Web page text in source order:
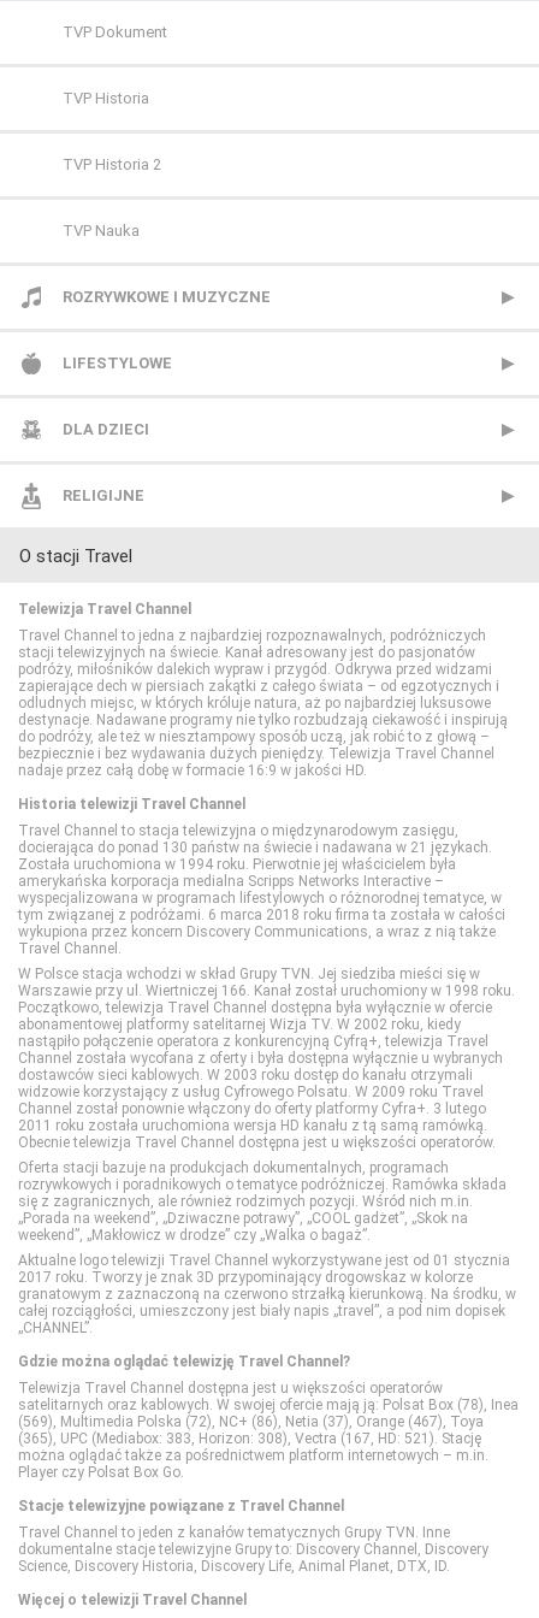
FX Comedy
HBO
HBO 2
HBO 3
Kino Polska
Paramount Network
Polsat Comedy Central Extra
Polsat Film
Polsat Film 2
Polsat Seriale
Romance TV
SCI FI
Show TV
Stopklatka
Sundance TV
TVN Fabuła
TVP Seriale
Viasat Epic Drama
Warner TV
TVP Sport
TVP Dokument
TVP Historia
TVP Historia 2
TVP Nauka
ROZRYWKOWE I MUZYCZNE
BBC Brit
Mezzo
MTV Polska
TVP Rozrywka
LIFESTYLOWE
BBC Lifestyle
CANAL+ Domo
CANAL+ Kuchnia
Food Network
HGTV
Lifetime
Polsat Cafe
Polsat Games
Polsat Play
Polsat Rodzina
TLC
TTV
TVN Style
TVN Turbo
TVP Kobieta
DLA DZIECI
Cartoon Network
Cartoonito
Disney Channel
Disney Junior
Disney XD
MiniMini+
Nickelodeon
Nicktoons
TVP ABC
RELIGIJNE
TV Trwam
O stacji Travel
Telewizja Travel Channel
Travel Channel to jedna z najbardziej rozpoznawalnych, podróżniczych
stacji telewizyjnych na świecie. Kanał adresowany jest do pasjonatów
podróży, miłośników dalekich wypraw i przygód. Odkrywa przed widzami
zapierające dech w piersiach zakątki z całego świata – od egzotycznych i
odludnych miejsc, w których króluje natura, aż po najbardziej luksusowe
destynacje. Nadawane programy nie tylko rozbudzają ciekawość i inspirują
do podróży, ale też w niesztampowy sposób uczą, jak robić to z głową –
bezpiecznie i bez wydawania dużych pieniędzy. Telewizja Travel Channel
nadaje przez całą dobę w formacie 16:9 w jakości HD.
Historia telewizji Travel Channel
Travel Channel to stacja telewizyjna o międzynarodowym zasięgu,
docierająca do ponad 130 państw na świecie i nadawana w 21 językach.
Została uruchomiona w 1994 roku. Pierwotnie jej właścicielem była
amerykańska korporacja medialna Scripps Networks Interactive –
wyspecjalizowana w programach lifestylowych o różnorodnej tematyce, w
tym związanej z podróżami. 6 marca 2018 roku firma ta została w całości
wykupiona przez koncern Discovery Communications, a wraz z nią także
Travel Channel.
W Polsce stacja wchodzi w skład Grupy TVN. Jej siedziba mieści się w
Warszawie przy ul. Wiertniczej 166. Kanał został uruchomiony w 1998 roku.
Początkowo, telewizja Travel Channel dostępna była wyłącznie w ofercie
abonamentowej platformy satelitarnej Wizja TV. W 2002 roku, kiedy
nastąpiło połączenie operatora z konkurencyjną Cyfrą+, telewizja Travel
Channel została wycofana z oferty i była dostępna wyłącznie u wybranych
dostawców sieci kablowych. W 2003 roku dostęp do kanału otrzymali
widzowie korzystający z usług Cyfrowego Polsatu. W 2009 roku Travel
Channel został ponownie włączony do oferty platformy Cyfra+. 3 lutego
2011 roku została uruchomiona wersja HD kanału z tą samą ramówką.
Obecnie telewizja Travel Channel dostępna jest u większości operatorów.
Oferta stacji bazuje na produkcjach dokumentalnych, programach
rozrywkowych i poradnikowych o tematyce podróżniczej. Ramówka składa
się z zagranicznych, ale również rodzimych pozycji. Wśród nich m.in.
„Porada na weekend”, „Dziwaczne potrawy”, „COOL gadżet”, „Skok na
weekend”, „Makłowicz w drodze” czy „Walka o bagaż”.
Aktualne logo telewizji Travel Channel wykorzystywane jest od 01 stycznia
2017 roku. Tworzy je znak 3D przypominający drogowskaz w kolorze
granatowym z zaznaczoną na czerwono strzałką kierunkową. Na środku, w
całej rozciągłości, umieszczony jest biały napis „travel”, a pod nim dopisek
„CHANNEL”.
Gdzie można oglądać telewizję Travel Channel?
Telewizja Travel Channel dostępna jest u większości operatorów
satelitarnych oraz kablowych. W swojej ofercie mają ją: Polsat Box (78), Inea
(569), Multimedia Polska (72), NC+ (86), Netia (37), Orange (467), Toya
(365), UPC (Mediabox: 383, Horizon: 308), Vectra (167, HD: 521). Stację
można oglądać także za pośrednictwem platform internetowych – m.in.
Player czy Polsat Box Go.
Stacje telewizyjne powiązane z Travel Channel
Travel Channel to jeden z kanałów tematycznych Grupy TVN. Inne
dokumentalne stacje telewizyjne Grupy to: Discovery Channel, Discovery
Science, Discovery Historia, Discovery Life, Animal Planet, DTX, ID.
Więcej o telewizji Travel Channel